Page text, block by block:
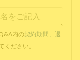
内の契約期間、退
ください。